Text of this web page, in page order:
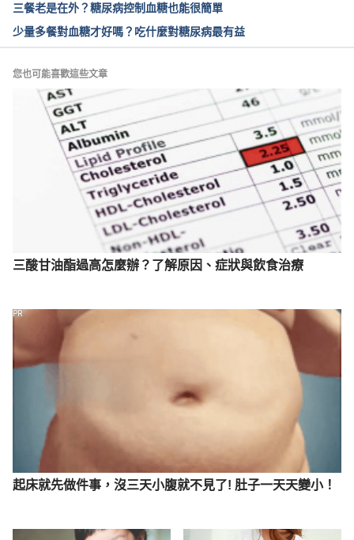
%85%E6%82%A3%E7%9A%84%E9%A3%B2%E9%
A3%9F%E5%8E%9F%E5%89%87.pdf
October 27, 2020
What causes the insulin resistance underlying
obesity?.
https://www.ncbi.nlm.nih.gov/pmc/articles/PMC403
8351/ Accessed October 27, 2020
三餐老是在外？糖尿病控制血糖也能很簡單
少量多餐對血糖才好嗎？吃什麼對糖尿病最有益
您也可能喜歡這些文章
三酸甘油酯過高怎麼辦？了解原因、症狀與飲食治療
起床就先做件事，沒三天小腹就不見了! 肚子一天天變小！
PR